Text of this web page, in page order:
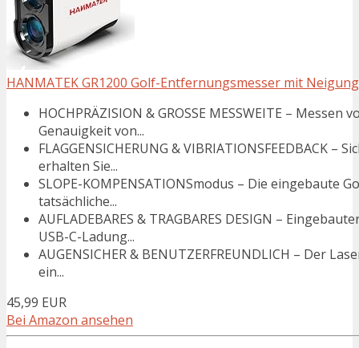
HANMATEK GR1200 Golf-Entfernungsmesser mit
HOCHPRÄZISION & GROSSE MESSWEITE –
Genauigkeit von...
FLAGGENSICHERUNG & VIBRIATIONSFEEDBACK
erhalten Sie...
SLOPE-KOMPENSATIONSmodus – Die eingebaute
tatsächliche...
AUFLADEBARES & TRAGBARES DESIGN –
USB-C-Ladung...
AUGENSICHER & BENUTZERFREUNDLICH – Der
ein...
45,99 EUR
Bei Amazon ansehen